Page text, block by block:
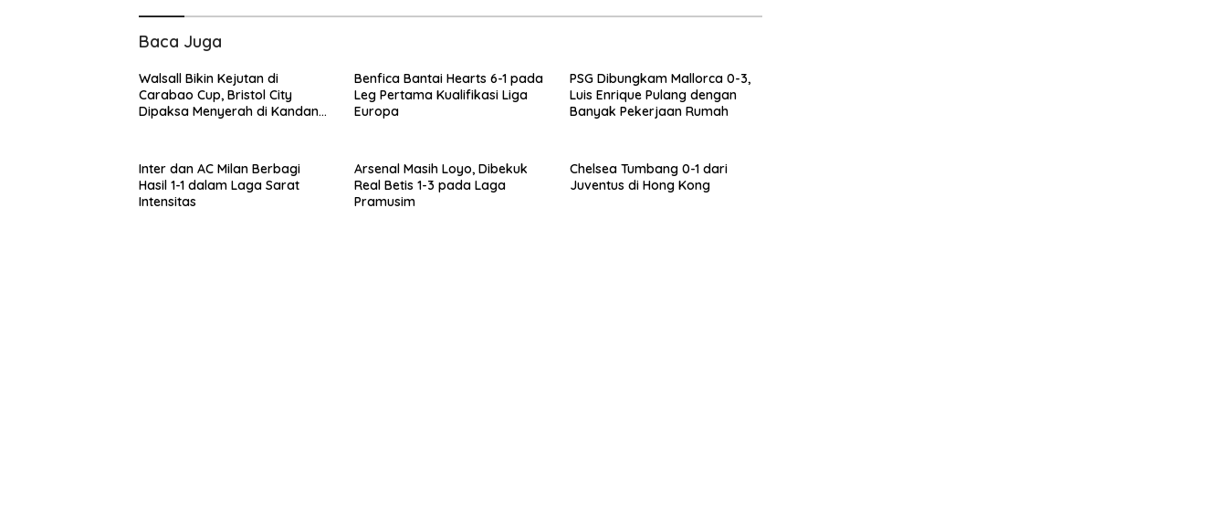
Baca Juga
Walsall Bikin Kejutan di
Carabao Cup, Bristol City
Dipaksa Menyerah di Kandang
Benfica Bantai Hearts 6-1 pada
Leg Pertama Kualifikasi Liga
Europa
PSG Dibungkam Mallorca 0-3,
Luis Enrique Pulang dengan
Banyak Pekerjaan Rumah
Inter dan AC Milan Berbagi
Hasil 1-1 dalam Laga Sarat
Intensitas
Arsenal Masih Loyo, Dibekuk
Real Betis 1-3 pada Laga
Pramusim
Chelsea Tumbang 0-1 dari
Juventus di Hong Kong